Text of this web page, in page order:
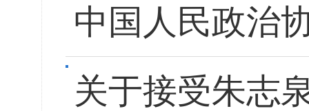
中国人民政治
关于接受朱志